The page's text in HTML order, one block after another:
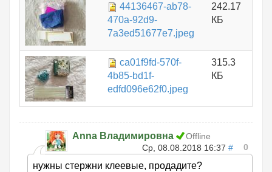
44136467-ab78-
470a-92d9-
7a3ed51677e7.jpeg
242.17
КБ
ca01f9fd-570f-
4b85-bd1f-
edfd096e62f0.jpeg
315.3
КБ
Anna Владимировна
Offline
Ср, 08.08.2018 16:37 # 0
нужны стержни клеевые, продадите?